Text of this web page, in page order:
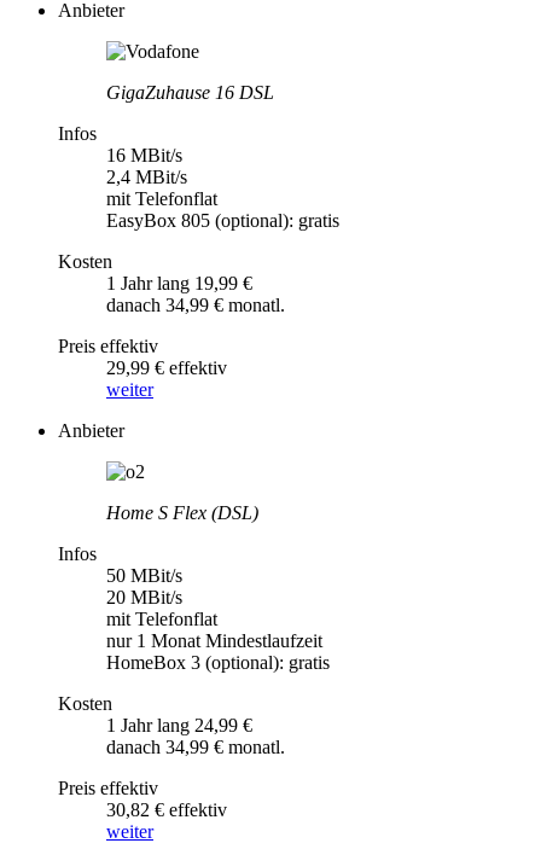
Anbieter
GigaZuhause 16 DSL
Infos
16 MBit/s
2,4 MBit/s
mit Telefonflat
EasyBox 805 (optional): gratis
Kosten
1 Jahr lang 19,99 €
danach 34,99 € monatl.
Preis effektiv
29,99 € effektiv
weiter
Anbieter
Home S Flex (DSL)
Infos
50 MBit/s
20 MBit/s
mit Telefonflat
nur 1 Monat Mindestlaufzeit
HomeBox 3 (optional): gratis
Kosten
1 Jahr lang 24,99 €
danach 34,99 € monatl.
Preis effektiv
30,82 € effektiv
weiter